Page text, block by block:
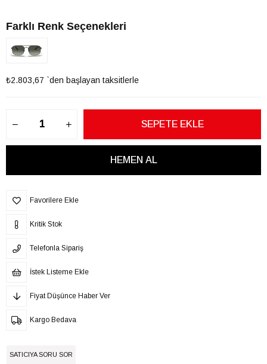
Farklı Renk Seçenekleri
₺2.803,67 `den başlayan taksitlerle
Favorilere Ekle
Kritik Stok
Telefonla Sipariş
İstek Listeme Ekle
Fiyat Düşünce Haber Ver
Kargo Bedava
SATICIYA SORU SOR